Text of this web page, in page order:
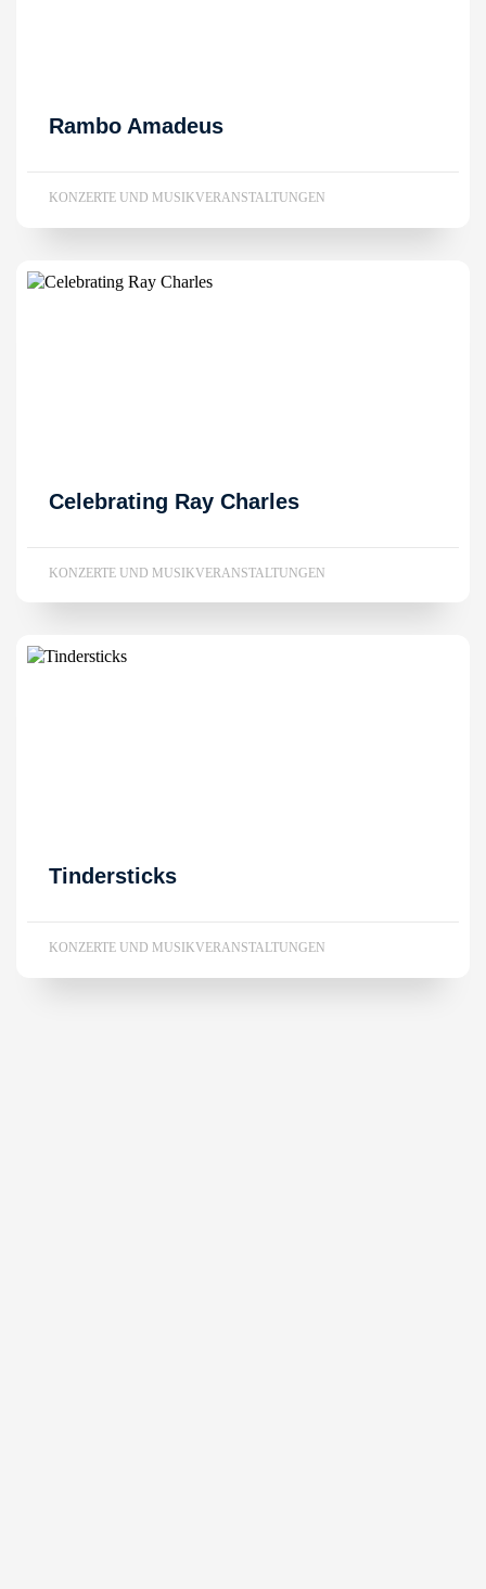
Rambo Amadeus
KONZERTE UND MUSIKVERANSTALTUNGEN
Celebrating Ray Charles
KONZERTE UND MUSIKVERANSTALTUNGEN
Tindersticks
KONZERTE UND MUSIKVERANSTALTUNGEN